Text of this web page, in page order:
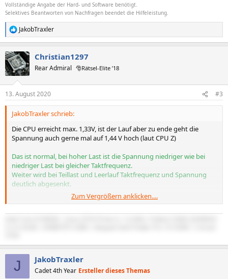
Vollständige Angabe der Hard- und Software benötigt.
Selektives Beantworten von Nachfragen beendet die Hilfeleistung.
R
e
k
t
i
e
n
JakobTraxler
Christian1297
Rear Admiral 🎅Rätsel-Elite ’18
13. August 2020 #3
JakobTraxler schrieb:
Die CPU erreicht max. 1,33V, ist der Lauf aber zu ende geht die
Spannung auch gerne mal auf 1,44 V hoch (laut CPU Z)
Das ist normal, bei hoher Last ist die Spannung niedriger wie bei
niedriger Last bei gleicher Taktfrequenz.
Weiter wird bei Teillast und Leerlauf Taktfrequenz und Spannung
deutlich abgesenkt.
weiß jemand die Spannung der CPU oder ist das unterschiedlich?
Zum Vergrößern anklicken....
J JakobTraxler
Cadet 4th Year Ersteller dieses Themas